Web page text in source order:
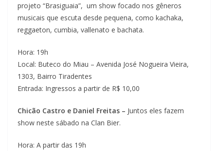
projeto “Brasiguaia”, um show focado nos gêneros
musicais que escuta desde pequena, como kachaka,
reggaeton, cumbia, vallenato e bachata.
Hora: 19h
Local: Buteco do Miau – Avenida José Nogueira Vieira,
1303, Bairro Tiradentes
Entrada: Ingressos a partir de R$ 10,00
Chicão Castro e Daniel Freitas – Juntos eles fazem
show neste sábado na Clan Bier.
Hora: A partir das 19h